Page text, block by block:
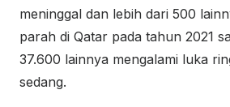
meninggal dan lebih dari 500
parah di Qatar pada tahun 2021
37.600 lainnya mengalami luka
sedang.